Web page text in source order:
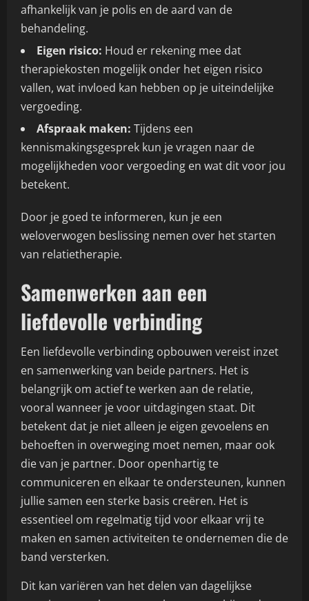
afhankelijk van je polis en de aard van de
behandeling.
Eigen risico: Houd er rekening mee dat
therapiekosten mogelijk onder het eigen risico
vallen, wat invloed kan hebben op je uiteindelijke
vergoeding.
Afspraak maken: Tijdens een
kennismakingsgesprek kun je vragen naar de
mogelijkheden voor vergoeding en wat dit voor jou
betekent.
Door je goed te informeren, kun je een
weloverwogen beslissing nemen over het starten
van relatietherapie.
Samenwerken aan een
liefdevolle verbinding
Een liefdevolle verbinding opbouwen vereist inzet
en samenwerking van beide partners. Het is
belangrijk om actief te werken aan de relatie,
vooral wanneer je voor uitdagingen staat. Dit
betekent dat je niet alleen je eigen gevoelens en
behoeften in overweging moet nemen, maar ook
die van je partner. Door openhartig te
communiceren en elkaar te ondersteunen, kunnen
jullie samen een sterke basis creëren. Het is
essentieel om regelmatig tijd voor elkaar vrij te
maken en samen activiteiten te ondernemen die de
band versterken.
Dit kan variëren van het delen van dagelijkse